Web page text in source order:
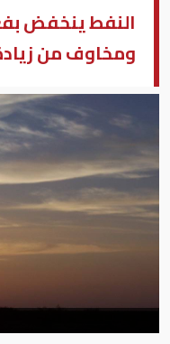
النفط ينخفض
ومخاوف من